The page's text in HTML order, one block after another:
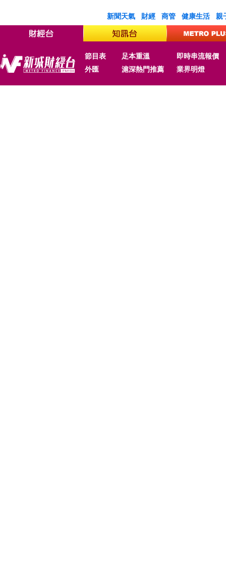
新聞天氣 財經 商管 健康生活 親
節目表 足本重溫
即時串流報價
外匯
滬深熱門推薦 業界明燈